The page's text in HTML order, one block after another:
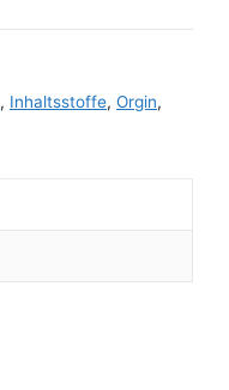
, Inhaltsstoffe, Orgin,